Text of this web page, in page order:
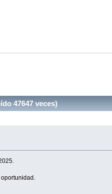
47647 veces)